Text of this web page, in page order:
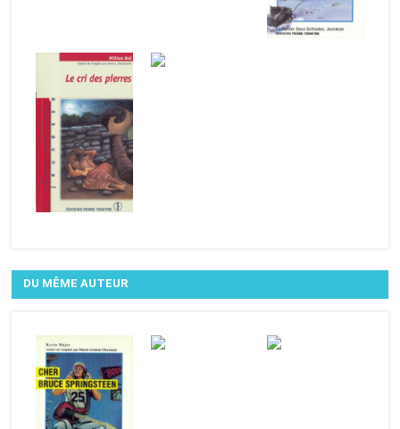
DU MÊME AUTEUR